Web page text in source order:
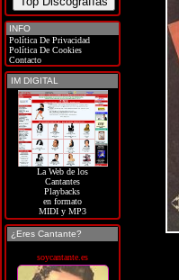
INFO
Política De Privacidad
Política De Cookies
Contacto
IM DIGITAL
La Web de los
Cantantes
Playbacks
en formato
MIDI y MP3
¿Eres Cantante?
soycantante.es